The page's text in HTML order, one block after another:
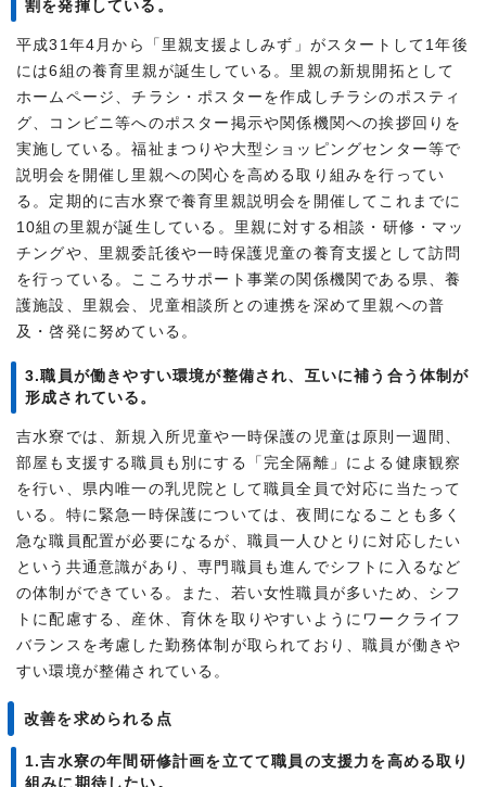
割を発揮している。
平成31年4月から「里親支援よしみず」がスタートして1年後
には6組の養育里親が誕生している。里親の新規開拓として
ホームページ、チラシ・ポスターを作成しチラシのポスティ
グ、コンビニ等へのポスター掲示や関係機関への挨拶回りを
実施している。福祉まつりや大型ショッピングセンター等で
説明会を開催し里親への関心を高める取り組みを行ってい
る。定期的に吉水寮で養育里親説明会を開催してこれまでに
10組の里親が誕生している。里親に対する相談・研修・マッ
チングや、里親委託後や一時保護児童の養育支援として訪問
を行っている。こころサポート事業の関係機関である県、養
護施設、里親会、児童相談所との連携を深めて里親への普
及・啓発に努めている。
3.職員が働きやすい環境が整備され、互いに補う合う体制が
形成されている。
吉水寮では、新規入所児童や一時保護の児童は原則一週間、
部屋も支援する職員も別にする「完全隔離」による健康観察
を行い、県内唯一の乳児院として職員全員で対応に当たって
いる。特に緊急一時保護については、夜間になることも多く
急な職員配置が必要になるが、職員一人ひとりに対応したい
という共通意識があり、専門職員も進んでシフトに入るなど
の体制ができている。また、若い女性職員が多いため、シフ
トに配慮する、産休、育休を取りやすいようにワークライフ
バランスを考慮した勤務体制が取られており、職員が働きや
すい環境が整備されている。
改善を求められる点
1.吉水寮の年間研修計画を立てて職員の支援力を高める取り
組みに期待したい。